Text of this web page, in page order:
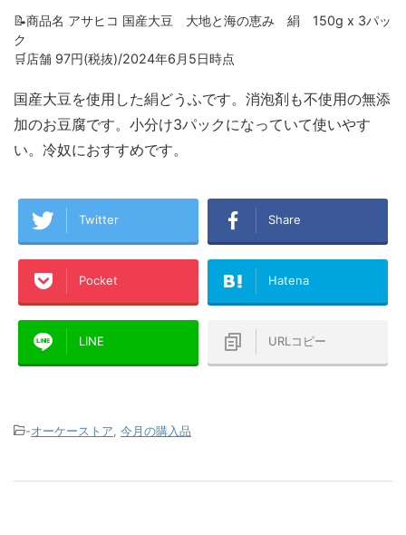
📝商品名 アサヒコ 国産大豆 大地と海の恵み 絹 150g x 3パッ
ク
🛒店舗 97円(税抜)/2024年6月5日時点
国産大豆を使用した絹どうふです。消泡剤も不使用の無添
加のお豆腐です。小分け3パックになっていて使いやす
い。冷奴におすすめです。
Twitter Share
Pocket Hatena
LINE URLコピー
-オーケーストア, 今月の購入品